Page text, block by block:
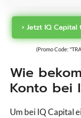
› Jetzt IQ
(Promo Code:
Wie
Konto bei
Um bei IQ Capital